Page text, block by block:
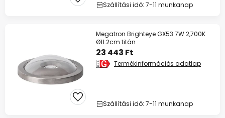
Szállítási idő: 7-11 munkanap
Megatron Brighteye GX53 7W 2,700K
Ø11.2cm titán
23 443 Ft
Termékinformációs adatlap
Szállítási idő: 7-11 munkanap